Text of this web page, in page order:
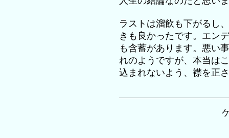
ラストは溜飲も下がるし
きも良かったです。エン
も含蓄があります。悪い
れのようですが、本当は
込まれないよう、襟を正